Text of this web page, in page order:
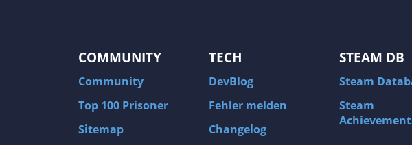
COMMUNITY
Community
Top 100 Prisoner
Sitemap
TECH
DevBlog
Fehler melden
Changelog
STEAM DB
Steam
Steam